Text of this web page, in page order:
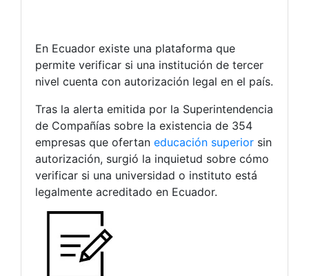
En Ecuador existe una plataforma que
permite verificar si una institución de tercer
nivel cuenta con autorización legal en el país.
Tras la alerta emitida por la Superintendencia
de Compañías sobre la existencia de 354
empresas que ofertan educación superior sin
autorización, surgió la inquietud sobre cómo
verificar si una universidad o instituto está
legalmente acreditado en Ecuador.